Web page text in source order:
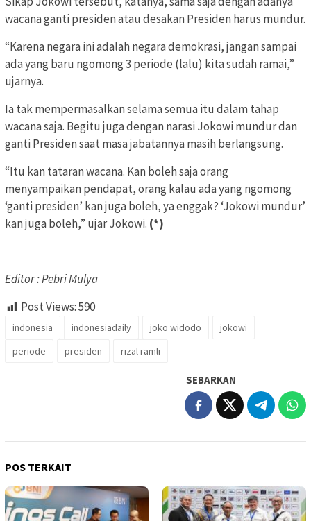
wacana ganti presiden atau desakan Presiden harus mundur.
“Karena negara ini adalah negara demokrasi, jangan sampai
ada yang baru ngomong 3 periode (lalu) kita sudah ramai,”
ujarnya.
Ia tak mempermasalkan selama semua itu dalam tahap
wacana saja. Begitu juga dengan narasi Jokowi mundur dan
ganti Presiden saat masa jabatannya masih berlangsung.
“Itu kan tataran wacana. Kan boleh saja orang
menyampaikan pendapat, orang kalau ada yang ngomong
‘ganti presiden’ kan juga boleh, ya enggak? ‘Jokowi mundur’
kan juga boleh,” ujar Jokowi. (*)
Editor : Pebri Mulya
Post Views:590
indonesia indonesiadaily joko widodo
jokowi
periode
presiden rizal ramli
SEBARKAN
POS TERKAIT